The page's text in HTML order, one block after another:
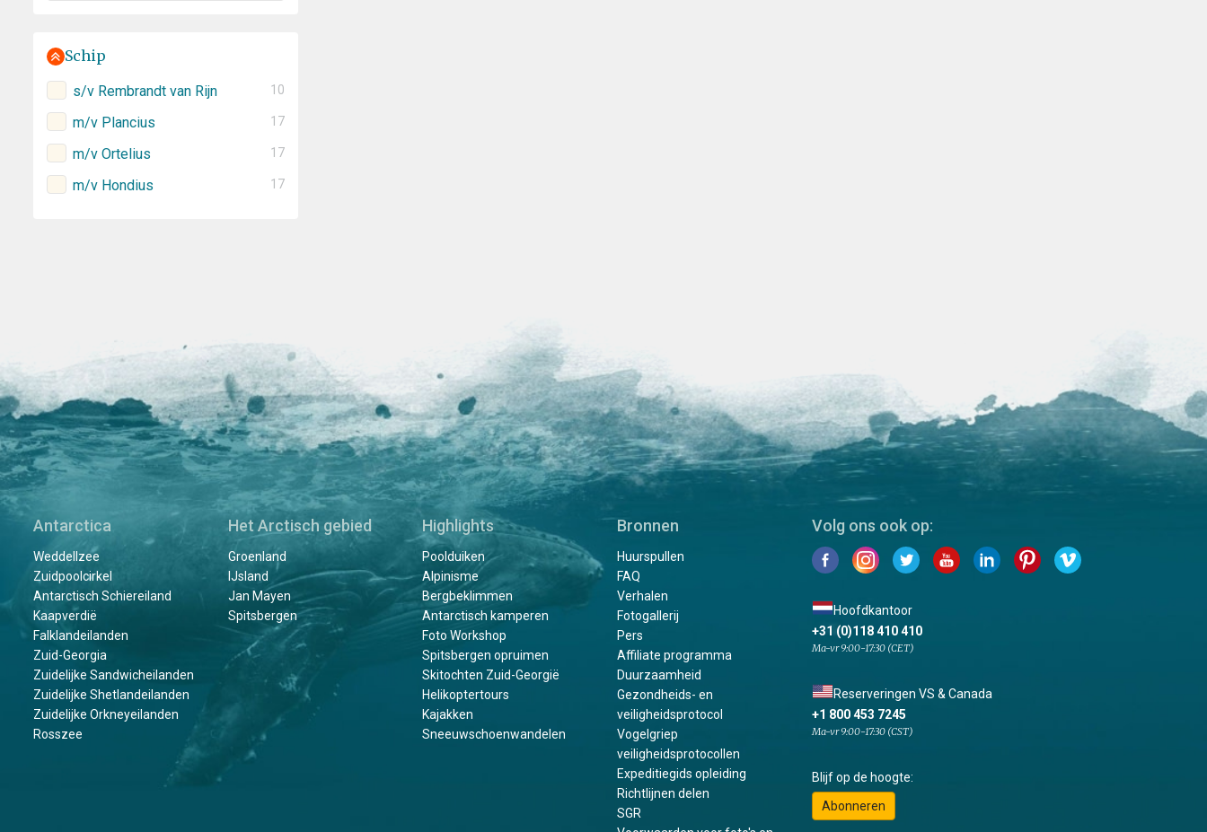
Schip
s/v Rembrandt van Rijn 10
m/v Plancius 17
m/v Ortelius 17
m/v Hondius 17
Antarctica
Weddellzee
Zuidpoolcirkel
Antarctisch Schiereiland
Kaapverdië
Falklandeilanden
Zuid-Georgia
Zuidelijke Sandwicheilanden
Zuidelijke Shetlandeilanden
Zuidelijke Orkneyeilanden
Rosszee
Het Arctisch gebied
Groenland
IJsland
Jan Mayen
Spitsbergen
Highlights
Poolduiken
Alpinisme
Bergbeklimmen
Antarctisch kamperen
Foto Workshop
Spitsbergen opruimen
Skitochten Zuid-Georgië
Helikoptertours
Kajakken
Sneeuwschoenwandelen
Bronnen
Huurspullen
FAQ
Verhalen
Fotogallerij
Pers
Affiliate programma
Duurzaamheid
Gezondheids- en
veiligheidsprotocol
Vogelgriep
veiligheidsprotocollen
Expeditiegids opleiding
Richtlijnen delen
SGR
Volg ons ook op:
Hoofdkantoor
+31 (0)118 410 410
Ma-vr 9:00-17:30 (CET)
Reserveringen VS & Canada
+1 800 453 7245
Ma-vr 9:00-17:30 (CST)
Blijf op de hoogte:
Abonneren